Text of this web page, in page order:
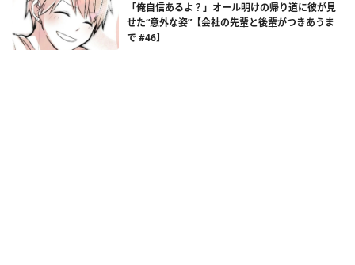
「俺自信あるよ？」オール明けの帰り道に彼が見
せた“意外な姿”【会社の先輩と後輩がつきあうま
で #46】